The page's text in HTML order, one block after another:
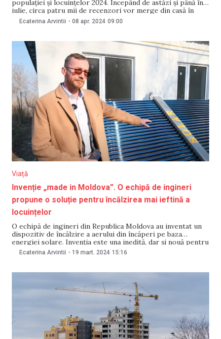
populației și locuințelor 2024. Începând de astăzi și până în
iulie, circa patru mii de recenzori vor merge din casă în
casă pentru a colecta date despre cetățeni și despre
gospodării. În acest an, în premieră, recenzorii vor
Ecaterina Arvintii - 08 apr. 2024 09:00
Viață
Invenție „made in Moldova”. O echipă de ingineri
propune o soluție pentru încălzirea mai ieftină a
locuințelor
O echipă de ingineri din Republica Moldova au inventat un
dispozitiv de încălzire a aerului din încăperi pe baza
energiei solare. Invenția este una inedită, dar și nouă pentru
țara noastră. Ei și-au făcut cunoscută descoperirea în cadrul
Ecaterina Arvintii - 19 mart. 2024 15:16